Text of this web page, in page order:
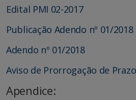
Edital PMI 02-2017
Publicação Adendo nº 01/2018
Adendo nº 01/2018
Aviso de Prorrogação de Prazo
Apendice: